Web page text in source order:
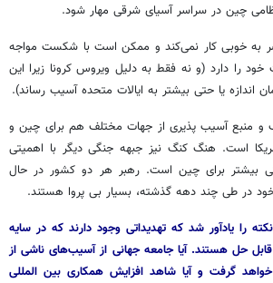
چین در سراسر آسیای شرقی مهار شود.
به خوبی کار نمی‌کند و ممکن است با شکست مواجه
را دارد (و نه فقط به دلیل ویروس کرونا زیرا این
یا حتی بیشتر به ایالات متحده آسیب رساند).
و منبع آسیب پذیری از جهات مختلف هم برای چین و
است. هنگ کنگ نیز جبهه جنگی دیگر با اهمیتی
بیشتر برای چین است. رهبر هر دو کشور در حال
در طی چند دهه گذشته، بسیار بی پروا هستند.
را یادآور شد که تهدیداتی وجود دارند که در سایه
حل هستند. آیا جامعه جهانی از آسیب‌های ناشی از
گرفت و آیا شاهد افزایش همکاری بین المللی